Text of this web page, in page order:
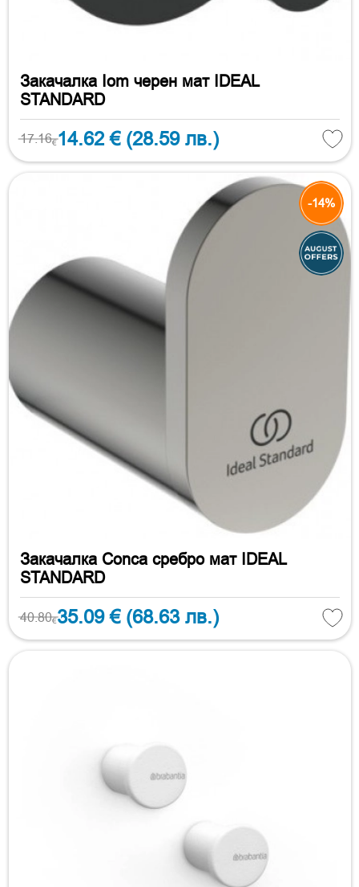
Закачалка Iom черен мат IDEAL
STANDARD
17.16€14.62 € (28.59 лв.)
-14%
Закачалка Conca сребро мат IDEAL
STANDARD
40.80€35.09 € (68.63 лв.)